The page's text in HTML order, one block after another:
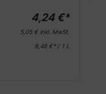
4,24 €*
5,05 €inkl. MwSt.
8,48 €* / 1 L